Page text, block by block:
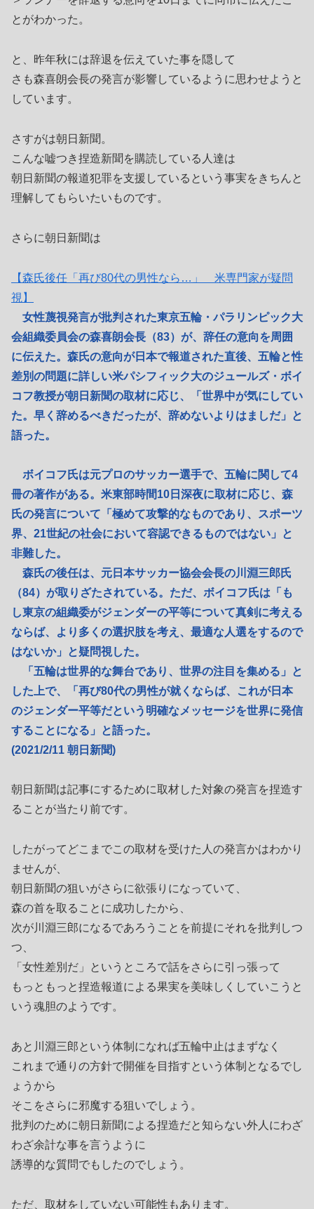
とがわかった。
と、昨年秋には辞退を伝えていた事を隠して
さも森喜朗会長の発言が影響しているように思わせようと
しています。
さすがは朝日新聞。
こんな嘘つき捏造新聞を購読している人達は
朝日新聞の報道犯罪を支援しているという事実をきちんと
理解してもらいたいものです。
さらに朝日新聞は
【森氏後任「再び80代の男性なら…」 米専門家が疑問
視】
女性蔑視発言が批判された東京五輪・パラリンピック大
会組織委員会の森喜朗会長（83）が、辞任の意向を周囲
に伝えた。森氏の意向が日本で報道された直後、五輪と性
差別の問題に詳しい米パシフィック大のジュールズ・ボイ
コフ教授が朝日新聞の取材に応じ、「世界中が気にしてい
た。早く辞めるべきだったが、辞めないよりはましだ」と
語った。
ボイコフ氏は元プロのサッカー選手で、五輪に関して4
冊の著作がある。米東部時間10日深夜に取材に応じ、森
氏の発言について「極めて攻撃的なものであり、スポーツ
界、21世紀の社会において容認できるものではない」と
非難した。
森氏の後任は、元日本サッカー協会会長の川淵三郎氏
（84）が取りざたされている。ただ、ボイコフ氏は「も
し東京の組織委がジェンダーの平等について真剣に考える
ならば、より多くの選択肢を考え、最適な人選をするので
はないか」と疑問視した。
「五輪は世界的な舞台であり、世界の注目を集める」と
した上で、「再び80代の男性が就くならば、これが日本
のジェンダー平等だという明確なメッセージを世界に発信
することになる」と語った。
(2021/2/11 朝日新聞)
朝日新聞は記事にするために取材した対象の発言を捏造す
ることが当たり前です。
したがってどこまでこの取材を受けた人の発言かはわかり
ませんが、
朝日新聞の狙いがさらに欲張りになっていて、
森の首を取ることに成功したから、
次が川淵三郎になるであろうことを前提にそれを批判しつ
つ、
「女性差別だ」というところで話をさらに引っ張って
もっともっと捏造報道による果実を美味しくしていこうと
いう魂胆のようです。
あと川淵三郎という体制になれば五輪中止はまずなく
これまで通りの方針で開催を目指すという体制となるでし
ょうから
そこをさらに邪魔する狙いでしょう。
批判のために朝日新聞による捏造だと知らない外人にわざ
わざ余計な事を言うように
誘導的な質問でもしたのでしょう。
ただ、取材をしていない可能性もあります。